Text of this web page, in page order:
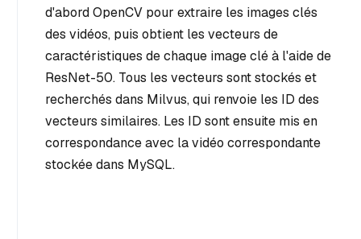
d'abord OpenCV pour extraire les images clés
des vidéos, puis obtient les vecteurs de
caractéristiques de chaque image clé à l'aide de
ResNet-50. Tous les vecteurs sont stockés et
recherchés dans Milvus, qui renvoie les ID des
vecteurs similaires. Les ID sont ensuite mis en
correspondance avec la vidéo correspondante
stockée dans MySQL.